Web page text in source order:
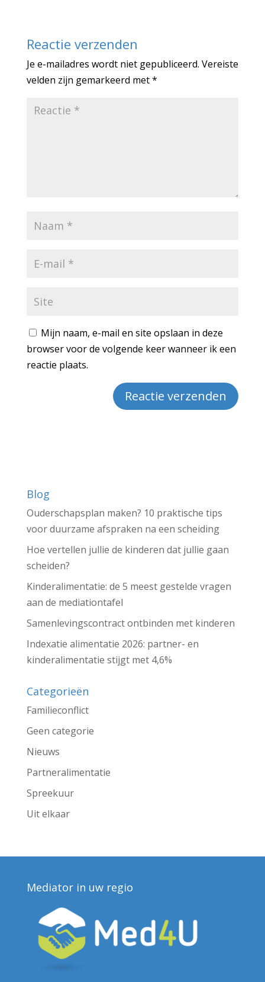
Reactie verzenden
Je e-mailadres wordt niet gepubliceerd. Vereiste
velden zijn gemarkeerd met*
Mijn naam, e-mail en site opslaan in deze
browser voor de volgende keer wanneer ik een
reactie plaats.
Blog
Ouderschapsplan maken? 10 praktische tips
voor duurzame afspraken na een scheiding
Hoe vertellen jullie de kinderen dat jullie gaan
scheiden?
Kinderalimentatie: de 5 meest gestelde vragen
aan de mediationtafel
Samenlevingscontract ontbinden met kinderen
Indexatie alimentatie 2026: partner- en
kinderalimentatie stijgt met 4,6%
Categorieën
Familieconflict
Geen categorie
Nieuws
Partneralimentatie
Spreekuur
Uit elkaar
Mediator in uw regio